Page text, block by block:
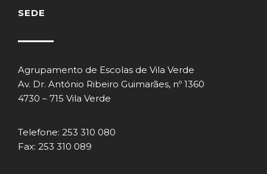
SEDE
Agrupamento de Escolas de Vila Verde
Av. Dr. António Ribeiro Guimarães, nº 1360
4730 – 715 Vila Verde
Telefone: 253 310 080
Fax: 253 310 089